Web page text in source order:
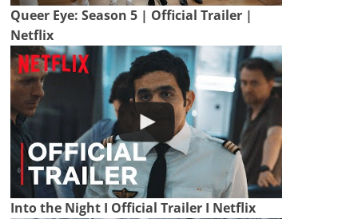
Queer Eye: Season 5 | Official Trailer |
Netflix
Into the Night I Official Trailer I Netflix